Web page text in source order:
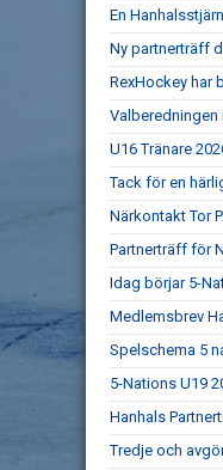
En
Ny partnerträff
RexHockey har
U16 Tränare
Tack för en
Närkontakt Tor
Partnerträff för
Idag börjar 5-
Medlemsbrev
Spelschema 5
5-Nations U19
Hanhals
Tredje och